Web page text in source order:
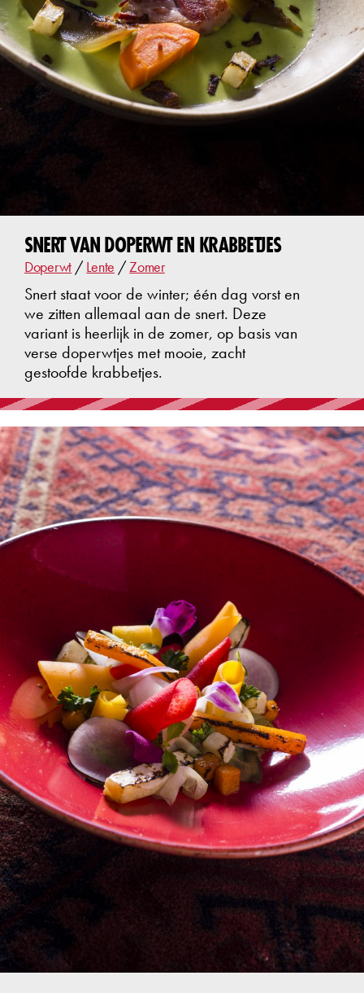
SNERT VAN DOPERWT EN KRABBETJES
Doperwt /Lente /Zomer
Snert staat voor de winter; één dag vorst en
we zitten allemaal aan de snert. Deze
variant is heerlijk in de zomer, op basis van
verse doperwtjes met mooie, zacht
gestoofde krabbetjes.